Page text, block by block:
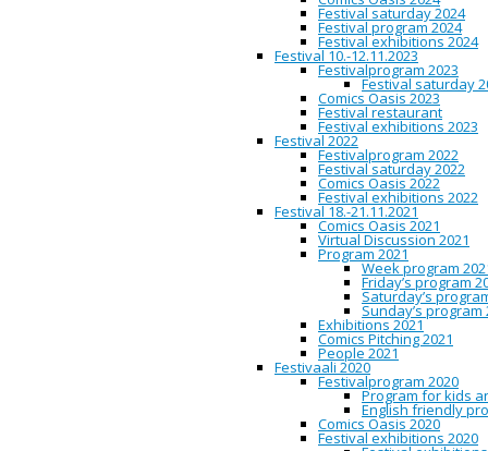
Festival saturday 2024
Festival program 2024
Festival exhibitions 2024
Festival 10.-12.11.2023
Festivalprogram 2023
Festival saturday
Comics Oasis 2023
Festival restaurant
Festival exhibitions 2023
Festival 2022
Festivalprogram 2022
Festival saturday 2022
Comics Oasis 2022
Festival exhibitions 2022
Festival 18.-21.11.2021
Comics Oasis 2021
Virtual Discussion 2021
Program 2021
Week program
Friday’s program
Saturday’s
Sunday’s program
Exhibitions 2021
Comics Pitching 2021
People 2021
Festivaali 2020
Festivalprogram 2020
Program for kids
English friendly
Comics Oasis 2020
Festival exhibitions 2020
maailmaan. Max
Harri FilpanKuolema
kuoleman tuomaa
teoksen taustasta sekä
lopullisuutta on vaikea
Kaisa Lekan osio
2017). Vuonna 2002
San Fransiscoon ulottunut
Kaisa lähetti sisaren
lapsille tulevaisuutta
101 sarjakuvaa Suomesta –
Mukana projektissa ovat
Oulun
teoksia menneiltä vuosilta
jatkaa
Pussinen sekä Heidi
Avajaiset: pe 1.12. klo
//////////
Comics Effects is an
of Arts. The exhibition is
finnish comic artists, “101
Stålnacke’s“BUB”, with